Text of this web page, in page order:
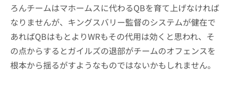
ろんチームはマホームスに代わるQBを育て上げなければ
なりませんが、キングスバリー監督のシステムが健在で
あればQBはもとよりWRもその代用は効くと思われ、そ
の点からするとガイルズの退部がチームのオフェンスを
根本から揺るがすようなものではないかもしれません。